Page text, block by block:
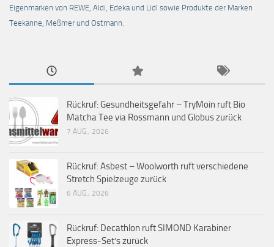
Eigenmarken von REWE, Aldi, Edeka und Lidl sowie Produkte der Marken
Teekanne, Meßmer und Ostmann.
Rückruf: Gesundheitsgefahr – TryMoin ruft Bio
Matcha Tee via Rossmann und Globus zurück
7 AUG., 2026
Rückruf: Asbest – Woolworth ruft verschiedene
Stretch Spielzeuge zurück
6 AUG., 2026
Rückruf: Decathlon ruft SIMOND Karabiner
Express-Set’s zurück